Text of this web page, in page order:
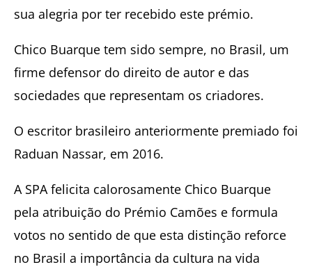
sua alegria por ter recebido este prémio.
Chico Buarque tem sido sempre, no Brasil, um
firme defensor do direito de autor e das
sociedades que representam os criadores.
O escritor brasileiro anteriormente premiado foi
Raduan Nassar, em 2016.
A SPA felicita calorosamente Chico Buarque
pela atribuição do Prémio Camões e formula
votos no sentido de que esta distinção reforce
no Brasil a importância da cultura na vida